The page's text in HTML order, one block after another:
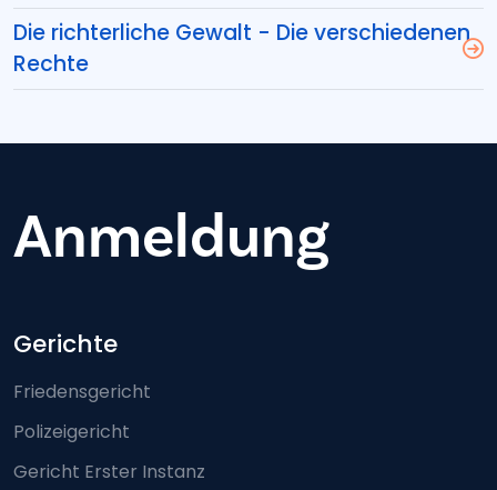
Die richterliche Gewalt - Die verschiedenen
Rechte
Anmeldung
Footer-menu
Gerichte
Friedensgericht
Polizeigericht
Gericht Erster Instanz